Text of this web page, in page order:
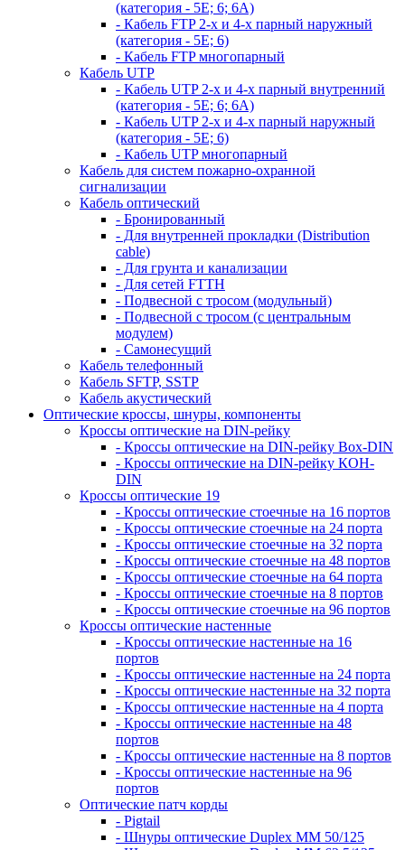
(категория - 5Е; 6; 6А)
- Кабель FTP 2-х и 4-х парный наружный
(категория - 5Е; 6)
- Кабель FTP многопарный
Кабель UTP
- Кабель UTP 2-х и 4-х парный внутренний
(категория - 5Е; 6; 6А)
- Кабель UTP 2-х и 4-х парный наружный
(категория - 5Е; 6)
- Кабель UTP многопарный
Кабель для систем пожарно-охранной
сигнализации
Кабель оптический
- Бронированный
- Для внутренней прокладки (Distribution
cable)
- Для грунта и канализации
- Для сетей FTTH
- Подвесной с тросом (модульный)
- Подвесной с тросом (с центральным
модулем)
- Самонесущий
Кабель телефонный
Кабель SFTP, SSTP
Кабель акустический
Оптические кроссы, шнуры, компоненты
Кроссы оптические на DIN-рейку
- Кроссы оптические на DIN-рейку Box-DIN
- Кроссы оптические на DIN-рейку КОН-
DIN
Кроссы оптические 19
- Кроссы оптические стоечные на 16 портов
- Кроссы оптические стоечные на 24 порта
- Кроссы оптические стоечные на 32 порта
- Кроссы оптические стоечные на 48 портов
- Кроссы оптические стоечные на 64 порта
- Кроссы оптические стоечные на 8 портов
- Кроссы оптические стоечные на 96 портов
Кроссы оптические настенные
- Кроссы оптические настенные на 16
портов
- Кроссы оптические настенные на 24 порта
- Кроссы оптические настенные на 32 порта
- Кроссы оптические настенные на 4 порта
- Кроссы оптические настенные на 48
портов
- Кроссы оптические настенные на 8 портов
- Кроссы оптические настенные на 96
портов
Оптические патч корды
- Pigtail
- Шнуры оптические Duplex MM 50/125